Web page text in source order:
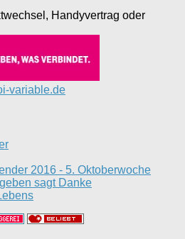
Handyvertrag oder
2016 - 5. Oktoberwoche
sagt Danke